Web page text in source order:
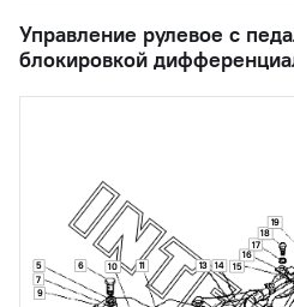
Управление рулевое с
блокировкой
5 6
7
9
10 11 13 14 15
16
17
18
19